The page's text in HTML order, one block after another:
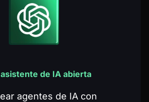
de IA abierta
agentes de IA con